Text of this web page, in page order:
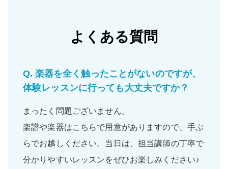
よくある質問
Q. 楽器を全く触ったことがないのですが、
体験レッスンに行っても大丈夫ですか？
まったく問題ございません。
楽譜や楽器はこちらで用意がありますので、手ぶ
らでお越しください。当日は、担当講師の丁寧で
分かりやすいレッスンをぜひお楽しみください♪